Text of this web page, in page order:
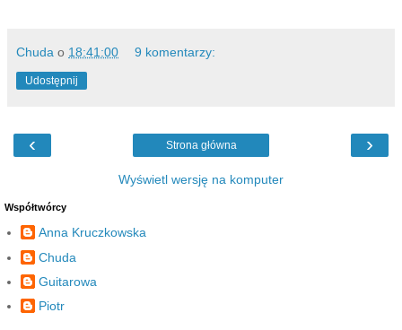
Chuda o 18:41:00 9 komentarzy:
Udostępnij
‹ ›
Strona główna
Wyświetl wersję na komputer
Współtwórcy
Anna Kruczkowska
Chuda
Guitarowa
Piotr